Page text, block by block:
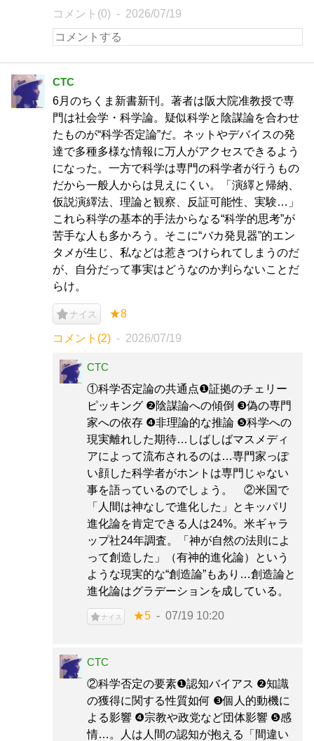
コメント(0) 2026/07/19
CTC
6月のちくま新書新刊。著者は阪大院准教授で専
門は社会学・科学論。疑似科学と陰謀論を合わせ
たものが“科学否定論”だ。ネットやデバイスの発
達で多種多様な情報に万人がアクセスできるよう
になった。一方で科学は専門の科学者が行うもの
だから一般人からは見えにくい。「演繹と帰納、
仮説演繹法、理論と観察、反証可能性、実験…」
これら科学の基本的手法からなる“科学的思考”が
苦手な人も多かろう。そこに“バカ発見器”的エン
タメが生じ、私などは惹きつけられてしまうのだ
が、自分だって事実はどうなのか判らないことだ
らけ。
ナイス ★8
コメント(2) 2026/07/19
CTC
①科学否定論の共通点❶証拠のチェリー
ピッキング ❷陰謀論への傾倒 ❸偽の専門
家への依存 ❹非理論的な推論 ❺科学への
現実離れした期待…しばしばマスメディ
アによって流布されるのは…専門家っぽ
い顔した科学者がホントは専門じゃない
事を語っているのでしょう。 ②米国で
「人間は神なしで進化した」とキッパリ
進化論を肯定できる人は24%。米ギャラ
ップ社24年調査。「神が自然の法則によ
って創造した」（有神的進化論）という
ような現実的な“創造論”もあり…創造論と
進化論はグラデーションを成している。
ナイス ★5 07/19 10:20
CTC
②科学否定の要素❶認知バイアス ❷知識
の獲得に関する性質如何 ❸個人的動機に
よる影響 ❹宗教や政党など団体影響 ❺感
情…。人は人間の認知が抱える「間違い